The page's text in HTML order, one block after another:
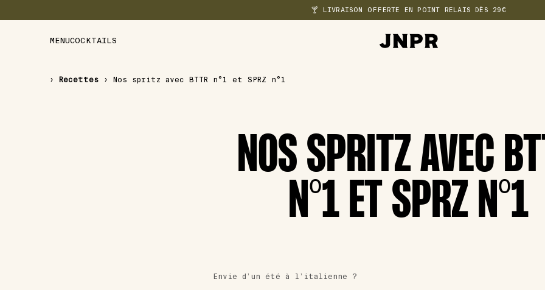
🍸 LIVRAISON OFFERTE EN POINT RELAIS DÈS 29€
MENUCOCKTAILS
› Recettes › Nos spritz avec BTTR n°1 et SPRZ n°1
NOS SPRITZ AVEC
N°1 ET SPRZ N°1
Envie d’un été à l’italienne ?